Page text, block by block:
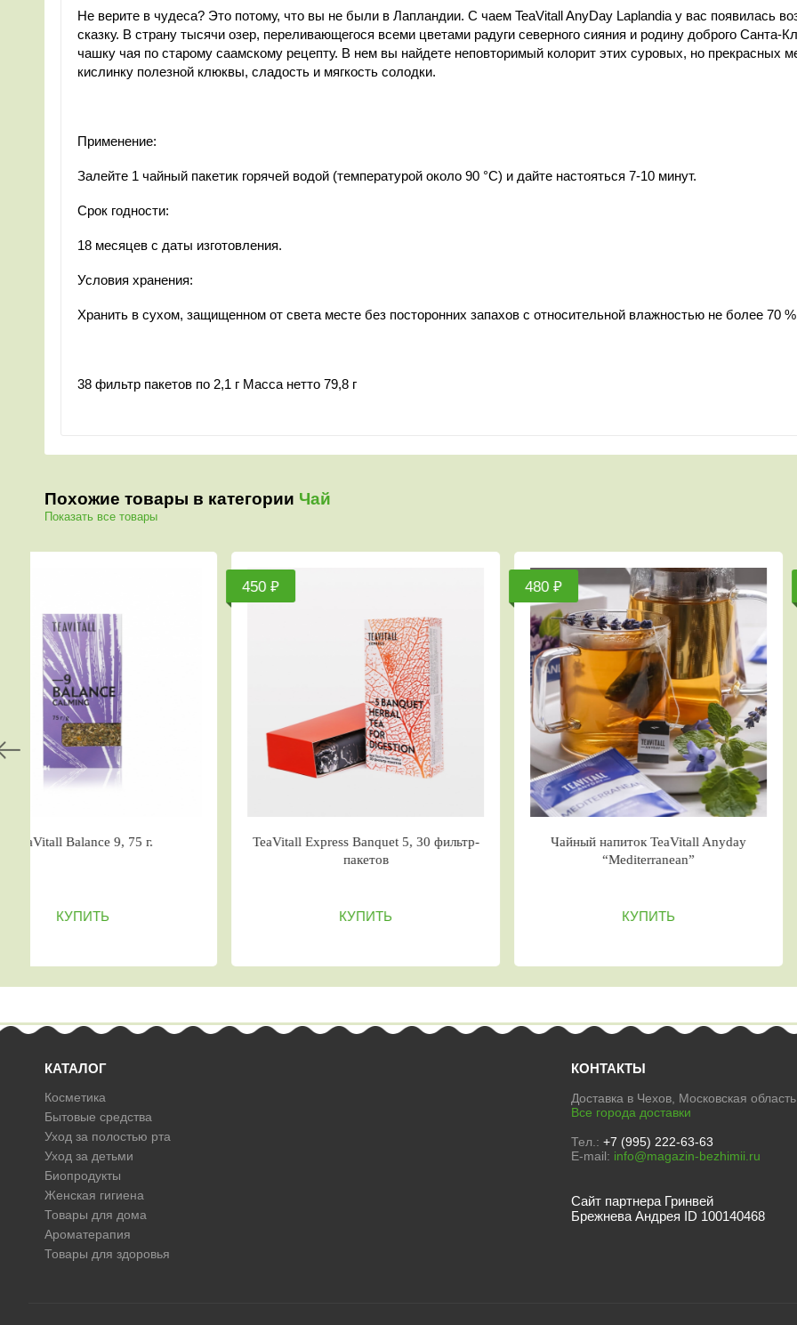
Не верите в чудеса? Это потому, что вы не были в Лапландии. С чаем TeaVitall AnyDay Laplandia у вас появилась
сказку. В страну тысячи озер, переливающегося всеми цветами радуги северного сияния и родину доброго
чашку чая по старому саамскому рецепту. В нем вы найдете неповторимый колорит этих суровых, но прекрасных
кислинку полезной клюквы, сладость и мягкость солодки.
Применение:
Залейте 1 чайный пакетик горячей водой (температурой около 90 °C) и дайте настояться 7-10 минут.
Срок годности:
18 месяцев с даты изготовления.
Условия хранения:
Хранить в сухом, защищенном от света месте без посторонних запахов с относительной влажностью не более 70
38 фильтр пакетов по 2,1 г Масса нетто 79,8 г
Похожие товары в категории Чай
Показать все товары
Чайный напиток TeaVitall Anyday
Чайный напиток TeaVitall Anyday
450 ₽
TeaVitall Express Breeze 7,
КАТАЛОГ
Косметика
Бытовые средства
Уход за полостью рта
Уход за детьми
Биопродукты
Женская гигиена
Товары для дома
Ароматерапия
Товары для здоровья
КОНТАКТЫ
Доставка в Чехов, Московская область
Все города доставки
Тел.: +7 (995) 222-63-63
E-mail: info@magazin-bezhimii.ru
Сайт партнера Гринвей
Брежнева Андрея ID 100140468